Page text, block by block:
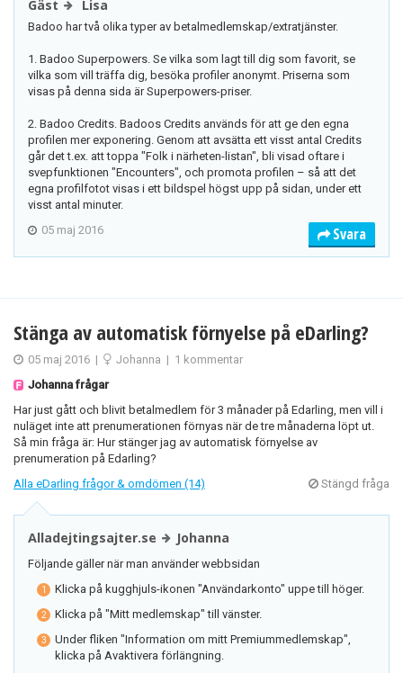
Gäst Lisa
Badoo har två olika typer av betalmedlemskap/extratjänster.
1. Badoo Superpowers. Se vilka som lagt till dig som favorit, se
vilka som vill träffa dig, besöka profiler anonymt. Priserna som
visas på denna sida är Superpowers-priser.
2. Badoo Credits. Badoos Credits används för att ge den egna
profilen mer exponering. Genom att avsätta ett visst antal Credits
går det t.ex. att toppa "Folk i närheten-listan", bli visad oftare i
svepfunktionen "Encounters", och promota profilen – så att det
egna profilfotot visas i ett bildspel högst upp på sidan, under ett
visst antal minuter.
05 maj 2016
Svara
Stänga av automatisk förnyelse på eDarling?
05 maj 2016 | Johanna | 1 kommentar
Johanna frågar
Har just gått och blivit betalmedlem för 3 månader på Edarling, men vill i
nuläget inte att prenumerationen förnyas när de tre månaderna löpt ut.
Så min fråga är: Hur stänger jag av automatisk förnyelse av
prenumeration på Edarling?
Alla eDarling frågor & omdömen (14)
Stängd fråga
Alladejtingsajter.se Johanna
Följande gäller när man använder webbsidan
Klicka på kugghjuls-ikonen "Användarkonto" uppe till höger.
Klicka på "Mitt medlemskap" till vänster.
Under fliken "Information om mitt Premiummedlemskap",
klicka på Avaktivera förlängning.